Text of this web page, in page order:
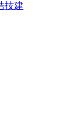
技建